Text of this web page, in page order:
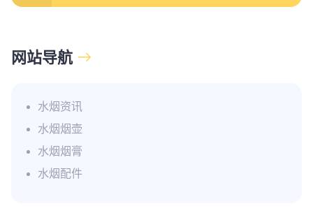
网站导航
水烟资讯
水烟烟壶
水烟烟膏
水烟配件